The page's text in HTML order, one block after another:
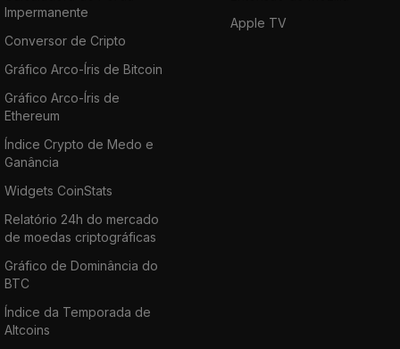
Impermanente
Conversor de Cripto
Gráfico Arco-Íris de Bitcoin
Gráfico Arco-Íris de
Ethereum
Índice Crypto de Medo e
Ganância
Widgets CoinStats
Relatório 24h do mercado
de moedas criptográficas
Gráfico de Dominância do
BTC
Índice da Temporada de
Altcoins
Apple TV